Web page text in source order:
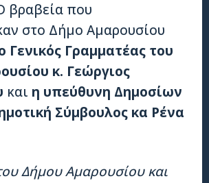
βραβεία που
στο Δήμο Αμαρουσίου
Γενικός Γραμματέας του
κ. Γεώργιος
και η υπεύθυνη Δημοσίων
Σύμβουλος κα Ρένα
Δήμου Αμαρουσίου και